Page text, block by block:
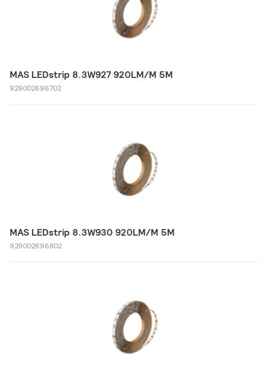
MAS LEDstrip 8.3W927 920LM/M 5M
929002696702
MAS LEDstrip 8.3W930 920LM/M 5M
929002696802